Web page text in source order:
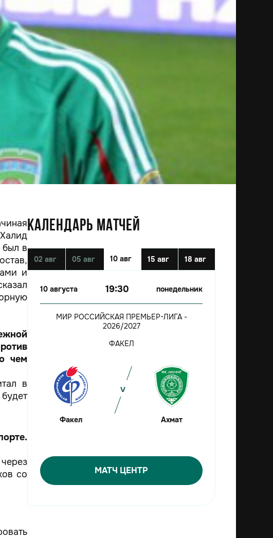
КАЛЕНДАРЬ МАТЧЕЙ
02 авг 05 авг 10 авг 15 авг 18 авг
10 августа 19:30 понедельник
МИР РОССИЙСКАЯ ПРЕМЬЕР-ЛИГА -
2026/2027
ФАКЕЛ
Факел Ахмат
МАТЧ ЦЕНТР
был в
и
чем
в
со